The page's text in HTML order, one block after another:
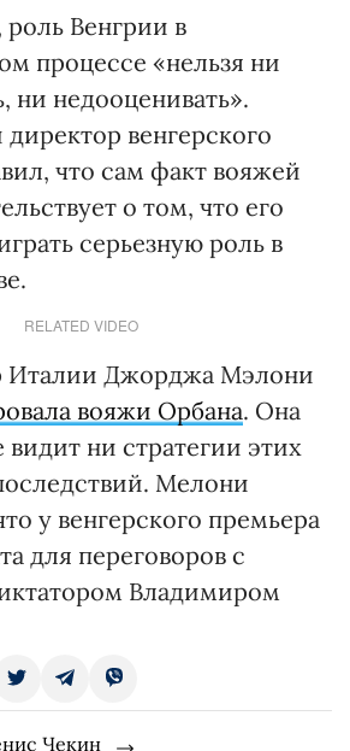
Венгрии в
процессе «нельзя ни
ни недооценивать».
венгерского
что сам факт вояжей
о том, что его
серьезную роль в
RELATED VIDEO
Италии Джорджа Мэлони
вояжи Орбана. Она
видит ни стратегии этих
Мелони
у венгерского премьера
для переговоров с
Владимиром
Чекин